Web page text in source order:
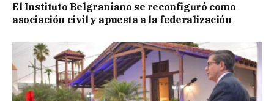
El Instituto Belgraniano se reconfiguró como
asociación civil y apuesta a la federalización